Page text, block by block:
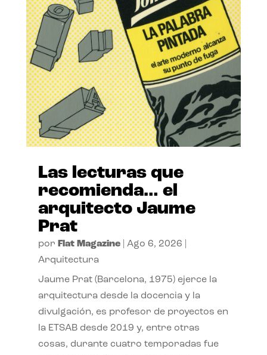
Las lecturas que
recomienda… el
arquitecto Jaume
Prat
por Flat Magazine| Ago 6, 2026
Arquitectura
Jaume Prat (Barcelona, 1975) ejerce la
arquitectura desde la docencia y la
divulgación, es profesor de proyectos en
la ETSAB desde 2019 y, entre otras
cosas, durante cuatro temporadas fue